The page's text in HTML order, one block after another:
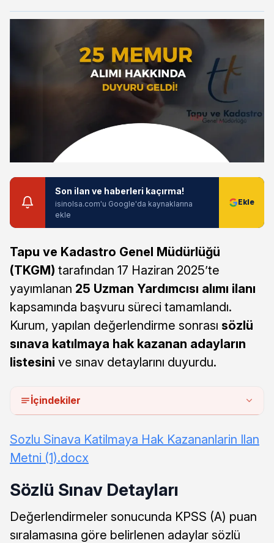
Son ilan ve haberleri kaçırma!
isinolsa.com'u Google'da kaynaklarına
ekle
Tapu ve Kadastro Genel Müdürlüğü
(TKGM) tarafından 17 Haziran 2025’te
yayımlanan 25 Uzman Yardımcısı alımı ilanı
kapsamında başvuru süreci tamamlandı.
Kurum, yapılan değerlendirme sonrası sözlü
sınava katılmaya hak kazanan adayların
listesini ve sınav detaylarını duyurdu.
İçindekiler
Sozlu Sinava Katilmaya Hak Kazananlarin Ilan
Metni (1).docx
Sözlü Sınav Detayları
Değerlendirmeler sonucunda KPSS (A) puan
sıralamasına göre belirlenen adaylar sözlü